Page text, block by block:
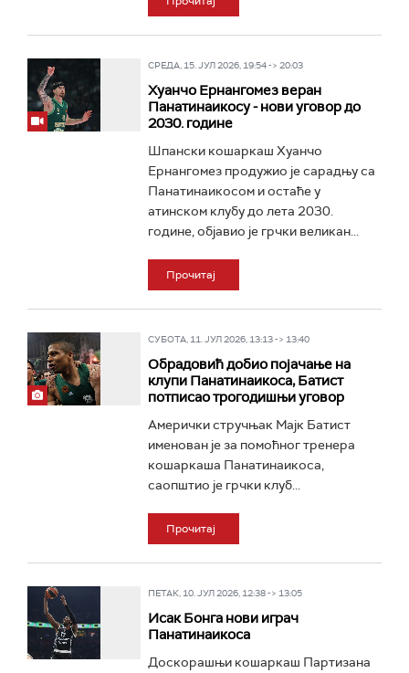
СРЕДА, 15. ЈУЛ 2026, 19:54 -> 20:03
Хуанчо Ернангомез веран
Панатинаикосу - нови уговор до
2030. године
Шпански кошаркаш Хуанчо
Ернангомез продужио је сарадњу са
Панатинаикосом и остаће у
атинском клубу до лета 2030.
године, објавио је грчки великан...
Прочитај
СУБОТА, 11. ЈУЛ 2026, 13:13 -> 13:40
Обрадовић добио појачање на
клупи Панатинаикоса, Батист
потписао трогодишњи уговор
Амерички стручњак Мајк Батист
именован је за помоћног тренера
кошаркаша Панатинаикоса,
саопштио је грчки клуб...
Прочитај
ПЕТАК, 10. ЈУЛ 2026, 12:38 -> 13:05
Исак Бонга нови играч
Панатинаикоса
Доскорашњи кошаркаш Партизана